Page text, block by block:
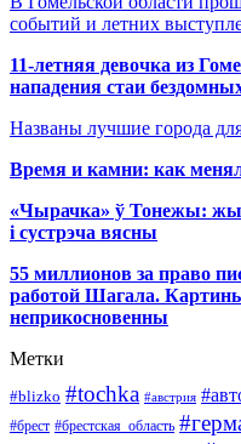
событий и летних
11-летняя девочка из
нападения стаи
Названы лучшие города
Время и камни: как
«Чырачка» ў Тонежы:
і сустрэча вясны
55 миллионов за право
работой Шагала.
неприкосновенны
Метки
#blizko #tochka #австрия
#брест #брестская_область